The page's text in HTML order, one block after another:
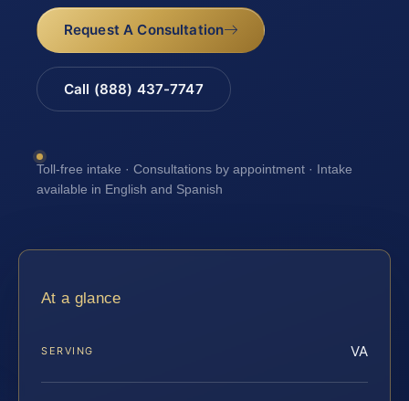
Request A Consultation
Call (888) 437-7747
Toll-free intake · Consultations by appointment · Intake
available in English and Spanish
At a glance
SERVING VA